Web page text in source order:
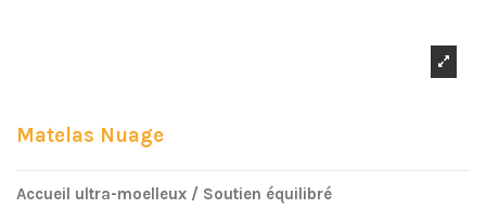
Matelas Nuage
Accueil ultra-moelleux / Soutien équilibré